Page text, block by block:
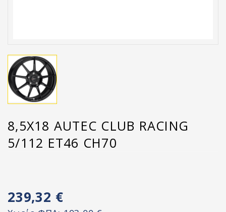
8,5X18 AUTEC CLUB RACING
5/112 ET46 CH70
239,32 €